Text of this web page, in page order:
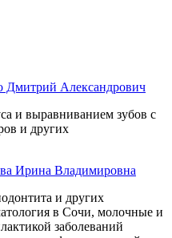
Дмитрий Александрович
и выравниванием зубов с
и других
Ирина Владимировна
и других
в Сочи, молочные и
заболеваний